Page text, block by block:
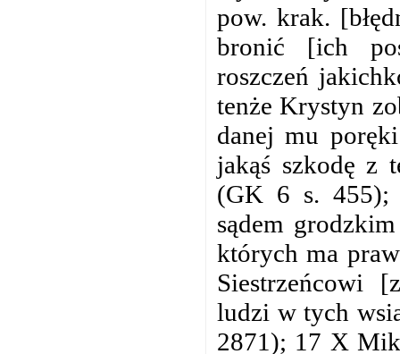
pow. krak.
bronić [ich
roszczeń
tenże Krystyn
danej mu
jakąś szkodę z
(GK 6 s. 455);
sądem
których ma
Siestrzeńcowi
ludzi w tych
2871); 17 X